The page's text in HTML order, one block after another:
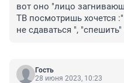
вот оно "лицо
ТВ посмотришь хочется
не сдаваться ",
Гость
28 июня 2023, 10:23